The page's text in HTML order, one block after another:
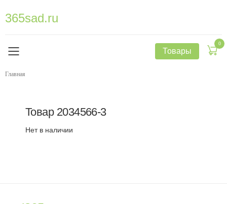
365sad.ru
Товары
0
Главная
Товар 2034566-3
Нет в наличии